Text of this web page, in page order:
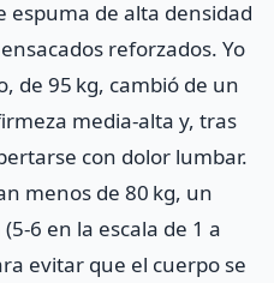
espuma de alta densidad
reforzados. Yo
de 95 kg, cambió de un
media‑alta y, tras
con dolor lumbar.
menos de 80 kg, un
en la escala de 1 a
evitar que el cuerpo se